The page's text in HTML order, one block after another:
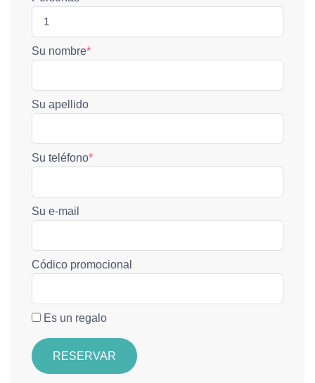
Su nombre*
Su apellido
Su teléfono*
Su e-mail
Códico promocional
Es un regalo
RESERVAR